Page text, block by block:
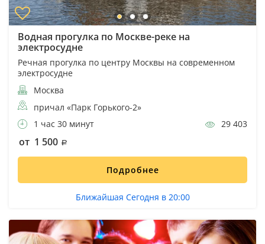
Водная прогулка по Москве-реке на
электросудне
Речная прогулка по центру Москвы на современном
электросудне
Москва
причал «Парк Горького-2»
1 час 30 минут
29 403
от 1 500
Подробнее
Ближайшая Сегодня в 20:00